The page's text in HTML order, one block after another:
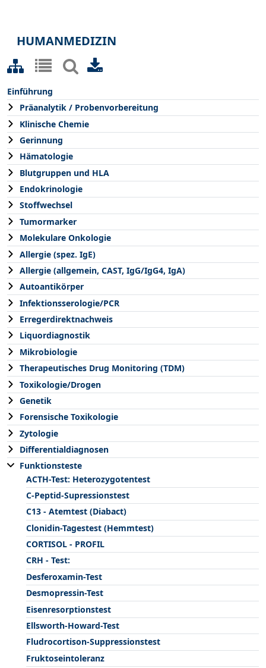
HUMANMEDIZIN
Einführung
Präanalytik / Probenvorbereitung
Klinische Chemie
Gerinnung
Hämatologie
Blutgruppen und HLA
Endokrinologie
Stoffwechsel
Tumormarker
Molekulare Onkologie
Allergie (spez. IgE)
Allergie (allgemein, CAST, IgG/IgG4, IgA)
Autoantikörper
Infektionsserologie/PCR
Erregerdirektnachweis
Liquordiagnostik
Mikrobiologie
Therapeutisches Drug Monitoring (TDM)
Toxikologie/Drogen
Genetik
Forensische Toxikologie
Zytologie
Differentialdiagnosen
Funktionsteste
ACTH-Test: Heterozygotentest
C-Peptid-Supressionstest
C13 - Atemtest (Diabact)
Clonidin-Tagestest (Hemmtest)
CORTISOL - PROFIL
CRH - Test:
Desferoxamin-Test
Desmopressin-Test
Eisenresorptionstest
Ellsworth-Howard-Test
Fludrocortison-Suppressionstest
Fruktoseintoleranz